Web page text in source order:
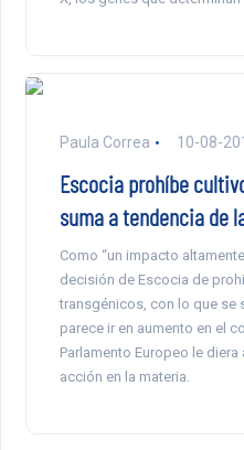
Paula Correa 10-08-
Escocia prohíbe
suma a tendencia de
Como “un impacto
decisión de Escocia de
transgénicos, con lo que se
parece ir en aumento en el
Parlamento Europeo le
acción en la materia.